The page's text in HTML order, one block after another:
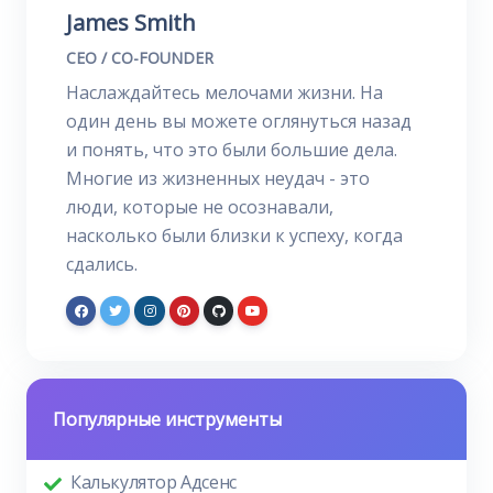
James Smith
CEO / CO-FOUNDER
Наслаждайтесь мелочами жизни. На
один день вы можете оглянуться назад
и понять, что это были большие дела.
Многие из жизненных неудач - это
люди, которые не осознавали,
насколько были близки к успеху, когда
сдались.
Популярные инструменты
Калькулятор Адсенс